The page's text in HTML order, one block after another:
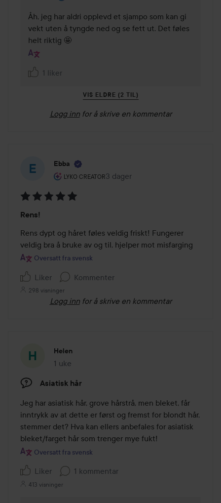
Åh, jeg har aldri opplevd et sjampo som kan gi
vekt uten å tyngde ned og se fett ut. Det føles
helt riktig 🤩
1 liker
VIS ELDRE (2 TIL)
Logg inn for å skrive en kommentar
Ebba
LYKO CREATOR
Brukerens rolle: Lyko Creator.
3 dager
Innlegget ble opprettet 3 dager
5
av
5
Rens!
Rens dypt og håret føles veldig friskt! Fungerer
veldig bra å bruke av og til, hjelper mot misfarging
Oversatt fra svensk
Liker Kommenter
298 visninger
Logg inn for å skrive en kommentar
Helen
1 uke
Innlegget ble opprettet 1 uke
Asiatisk hår
Jeg har asiatisk hår, grove hårstrå, men bleket, får
inntrykk av at dette er først og fremst for blondt hår,
stemmer det? Hva kan ellers anbefales for asiatisk
Oversatt fra svensk
Liker 1 kommentar
413 visninger